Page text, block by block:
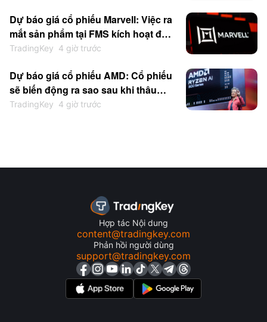
lại leo thang
Dự báo giá cổ phiếu Marvell: Việc ra
mắt sản phẩm tại FMS kích hoạt đợt
tăng giá; Liệu MRVL có thể quay lại
TradingKey 4 giờ trước
Dự báo giá cổ phiếu AMD: Cổ phiếu
sẽ biến động ra sao sau khi thâu
tóm startup chip suy luận AI Taalas
TradingKey 4 giờ trước
Hợp tác Nội dung
content@tradingkey.com
Phản hồi người dùng
support@tradingkey.com